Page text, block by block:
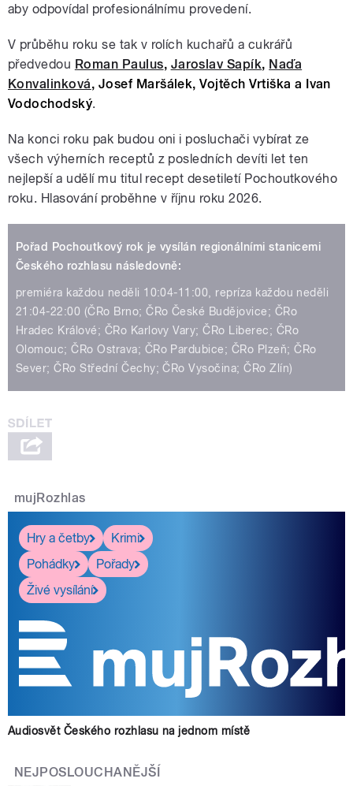
aby odpovídal profesionálnímu provedení.
V průběhu roku se tak v rolích kuchařů a cukrářů
předvedou Roman Paulus, Jaroslav Sapík, Naďa
Konvalinková, Josef Maršálek, Vojtěch Vrtiška a Ivan
Vodochodský.
Na konci roku pak budou oni i posluchači vybírat ze
všech výherních receptů z posledních devíti let ten
nejlepší a udělí mu titul recept desetiletí Pochoutkového
roku. Hlasování proběhne v říjnu roku 2026.
Pořad Pochoutkový rok je vysílán regionálními stanicemi
Českého rozhlasu následovně:
premiéra každou neděli 10:04-11:00, repríza každou neděli
21:04-22:00 (ČRo Brno; ČRo České Budějovice; ČRo
Hradec Králové; ČRo Karlovy Vary; ČRo Liberec; ČRo
Olomouc; ČRo Ostrava; ČRo Pardubice; ČRo Plzeň; ČRo
Sever; ČRo Střední Čechy; ČRo Vysočina; ČRo Zlín)
mujRozhlas
Hry a četby
Krimi
Pohádky
Pořady
Živé vysílání
Audiosvět Českého rozhlasu na jednom místě
NEJPOSLOUCHANĚJŠÍ